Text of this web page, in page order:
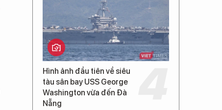
Hình ảnh đầu tiên về siêu
tàu sân bay USS George
Washington vừa đến Đà
Nẵng